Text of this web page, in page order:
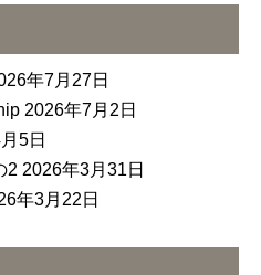
年7月27日
2026年7月2日
5日
2 2026年3月31日
年3月22日